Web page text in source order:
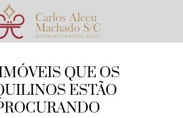
QUE OS
ESTÃO